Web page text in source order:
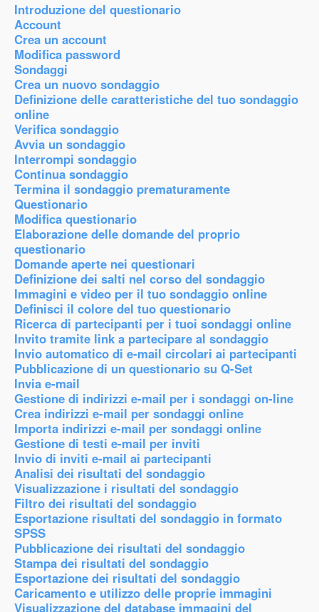
Introduzione del questionario
Account
Crea un account
Modifica password
Sondaggi
Crea un nuovo sondaggio
Definizione delle caratteristiche del tuo sondaggio
online
Verifica sondaggio
Avvia un sondaggio
Interrompi sondaggio
Continua sondaggio
Termina il sondaggio prematuramente
Questionario
Modifica questionario
Elaborazione delle domande del proprio
questionario
Domande aperte nei questionari
Definizione dei salti nel corso del sondaggio
Immagini e video per il tuo sondaggio online
Definisci il colore del tuo questionario
Ricerca di partecipanti per i tuoi sondaggi online
Invito tramite link a partecipare al sondaggio
Invio automatico di e-mail circolari ai partecipanti
Pubblicazione di un questionario su Q-Set
Invia e-mail
Gestione di indirizzi e-mail per i sondaggi on-line
Crea indirizzi e-mail per sondaggi online
Importa indirizzi e-mail per sondaggi online
Gestione di testi e-mail per inviti
Invio di inviti e-mail ai partecipanti
Analisi dei risultati del sondaggio
Visualizzazione i risultati del sondaggio
Filtro dei risultati del sondaggio
Esportazione risultati del sondaggio in formato
SPSS
Pubblicazione dei risultati del sondaggio
Stampa dei risultati del sondaggio
Esportazione dei risultati del sondaggio
Caricamento e utilizzo delle proprie immagini
Visualizzazione del database immagini del